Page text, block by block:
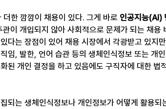
한 깜깜이 채용이 있다. 그게 바로 인공지능(AI)
이 개입되지 않아 사회적으로 문제가 되는 채용
다는 장점이 있어 채용 시장에서 각광받고 있지
임, 발한, 언어 습관 등의 생체인식정보 또는 개
된 개인 결정을 하고 있음에도 구직자에 대한 법
되는 생체인식정보나 개인정보가 어떻게 활용